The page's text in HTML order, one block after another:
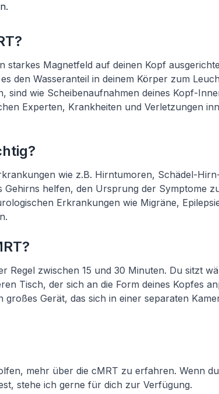
starkes Magnetfeld auf deinen Kopf
den Wasseranteil in deinem Körper zum
sind wie Scheibenaufnahmen deines Kopf-
Experten, Krankheiten und Verletzungen
wie z.B. Hirntumoren, Schädel-
Gehirns helfen, den Ursprung der Symptome
Erkrankungen wie Migräne,
Regel zwischen 15 und 30 Minuten. Du sitzt
Tisch, der sich an die Form deines Kopfes
Gerät, das sich in einer separaten
mehr über die cMRT zu erfahren. Wenn
stehe ich gerne für dich zur Verfügung.